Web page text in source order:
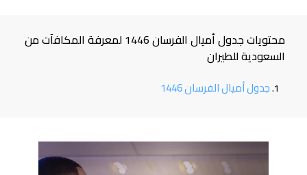
محتويات جدول أميال الفرسان 1446 لمعرفة المكافآت من
السعودية للطيران
جدول أميال الفرسان 1446